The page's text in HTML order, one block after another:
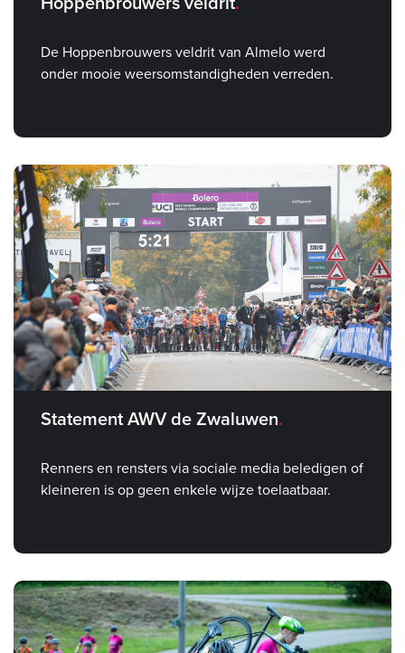
De Hoppenbrouwers veldrit van Almelo werd
onder mooie weersomstandigheden verreden.
Statement AWV de Zwaluwen
Renners en rensters via sociale media beledigen of
kleineren is op geen enkele wijze toelaatbaar.